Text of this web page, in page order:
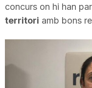
t
a
concurs on hi han
territori amb bons